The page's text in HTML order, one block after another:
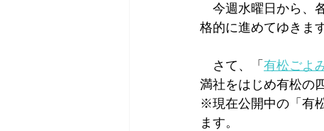
有松山車行事
今週水曜日から、
格的に進めてゆきます
さて、「 有松ごよ
満社をはじめ有松の
※現在公開中の「有
ます。